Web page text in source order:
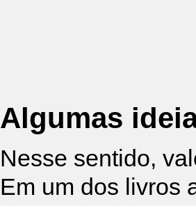
Algumas
Nesse sentido,
Em um dos livros